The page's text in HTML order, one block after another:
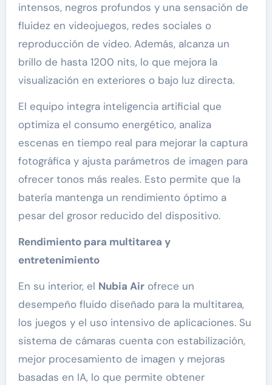
intensos, negros profundos y una sensación de
fluidez en videojuegos, redes sociales o
reproducción de video. Además, alcanza un
brillo de hasta 1200 nits, lo que mejora la
visualización en exteriores o bajo luz directa.
El equipo integra inteligencia artificial que
optimiza el consumo energético, analiza
escenas en tiempo real para mejorar la captura
fotográfica y ajusta parámetros de imagen para
ofrecer tonos más reales. Esto permite que la
batería mantenga un rendimiento óptimo a
pesar del grosor reducido del dispositivo.
Rendimiento para multitarea y
entretenimiento
En su interior, el Nubia Airofrece un
desempeño fluido diseñado para la multitarea,
los juegos y el uso intensivo de aplicaciones. Su
sistema de cámaras cuenta con estabilización,
mejor procesamiento de imagen y mejoras
basadas en IA, lo que permite obtener